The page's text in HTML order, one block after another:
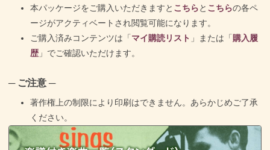
本パッケージをご購入いただきますと こちらと こちらの各ペ
ージがアクティベートされ閲覧可能になります。
ご購入済みコンテンツは「マイ購読リスト 」または「 購入履
歴 」でご確認いただけます。
─ ご注意 ─
著作権上の制限により印刷はできません。あらかじめご了承
ください。